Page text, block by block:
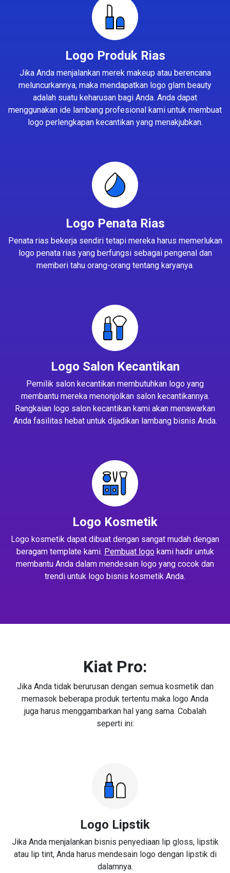
Logo Produk Rias
Jika Anda menjalankan merek makeup atau berencana
meluncurkannya, maka mendapatkan logo glam beauty
adalah suatu keharusan bagi Anda. Anda dapat
menggunakan ide lambang profesional kami untuk membuat
logo perlengkapan kecantikan yang menakjubkan.
Logo Penata Rias
Penata rias bekerja sendiri tetapi mereka harus memerlukan
logo penata rias yang berfungsi sebagai pengenal dan
memberi tahu orang-orang tentang karyanya.
Logo Salon Kecantikan
Pemilik salon kecantikan membutuhkan logo yang
membantu mereka menonjolkan salon kecantikannya.
Rangkaian logo salon kecantikan kami akan menawarkan
Anda fasilitas hebat untuk dijadikan lambang bisnis Anda.
Logo Kosmetik
Logo kosmetik dapat dibuat dengan sangat mudah dengan
beragam template kami. Pembuat logokami hadir untuk
membantu Anda dalam mendesain logo yang cocok dan
trendi untuk logo bisnis kosmetik Anda.
Kiat Pro:
Jika Anda tidak berurusan dengan semua kosmetik dan
memasok beberapa produk tertentu maka logo Anda
juga harus menggambarkan hal yang sama. Cobalah
seperti ini:
Logo Lipstik
Jika Anda menjalankan bisnis penyediaan lip gloss, lipstik
atau lip tint, Anda harus mendesain logo dengan lipstik di
dalamnya.